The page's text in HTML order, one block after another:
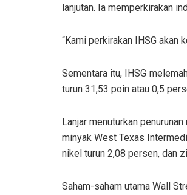
lanjutan. Ia memperkirakan
“Kami perkirakan IHSG akan
Sementara itu, IHSG
turun 31,53 poin atau 0,5
Lanjar menuturkan
minyak West Texas
nikel turun 2,08 persen, dan
Saham-saham utama Wall